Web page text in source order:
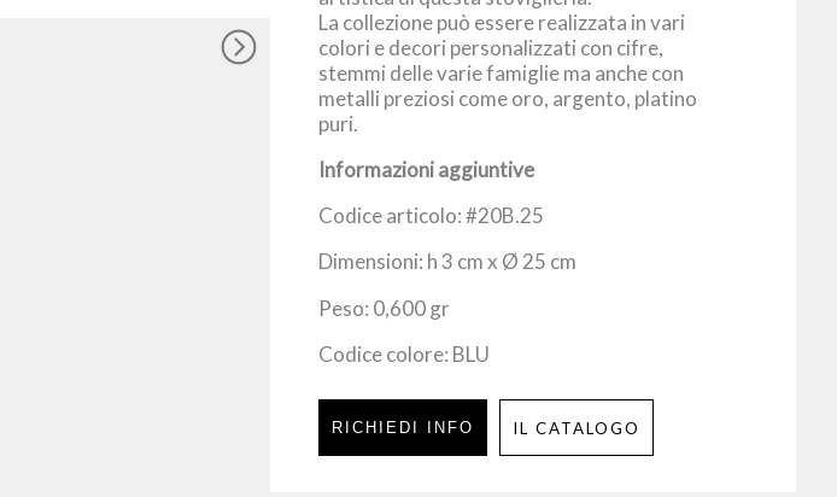
La collezione può essere realizzata in vari
colori e decori personalizzati con cifre,
stemmi delle varie famiglie ma anche con
metalli preziosi come oro, argento, platino
puri.
Informazioni aggiuntive
Codice articolo: #20B.25
Dimensioni: h 3 cm x Ø 25 cm
Peso: 0,600 gr
Codice colore: BLU
RICHIEDI INFO IL CATALOGO